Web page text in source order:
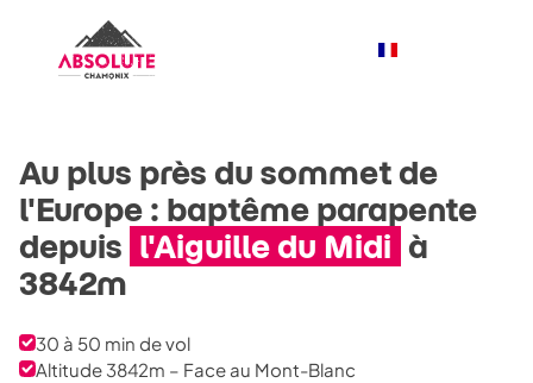
Au plus près du sommet de
l'Europe : baptême parapente
depuis l'Aiguille du Midi à
3842m
30 à 50 min de vol
Altitude 3842m – Face au Mont-Blanc